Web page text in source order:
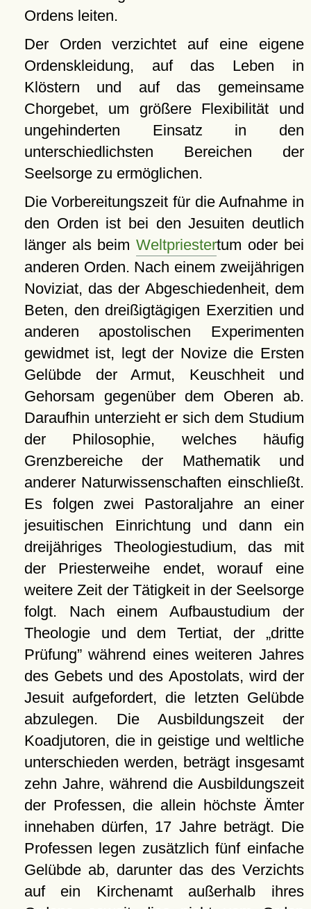
Ordens leiten.
Der Orden verzichtet auf eine eigene
Ordenskleidung, auf das Leben in
Klöstern und auf das gemeinsame
Chorgebet, um größere Flexibilität und
ungehinderten Einsatz in den
unterschiedlichsten Bereichen der
Seelsorge zu ermöglichen.
Die Vorbereitungszeit für die Aufnahme in
den Orden ist bei den Jesuiten deutlich
länger als beimWeltpriestertum oder bei
anderen Orden. Nach einem zweijährigen
Noviziat, das der Abgeschiedenheit, dem
Beten, den dreißigtägigen Exerzitien und
anderen apostolischen Experimenten
gewidmet ist, legt der Novize die Ersten
Gelübde der Armut, Keuschheit und
Gehorsam gegenüber dem Oberen ab.
Daraufhin unterzieht er sich dem Studium
der Philosophie, welches häufig
Grenzbereiche der Mathematik und
anderer Naturwissenschaften einschließt.
Es folgen zwei Pastoraljahre an einer
jesuitischen Einrichtung und dann ein
dreijähriges Theologiestudium, das mit
der Priesterweihe endet, worauf eine
weitere Zeit der Tätigkeit in der Seelsorge
folgt. Nach einem Aufbaustudium der
Theologie und dem Tertiat, der
dritte
Prüfung während eines weiteren Jahres
des Gebets und des Apostolats, wird der
Jesuit aufgefordert, die letzten Gelübde
abzulegen. Die Ausbildungszeit der
Koadjutoren, die in geistige und weltliche
unterschieden werden, beträgt insgesamt
zehn Jahre, während die Ausbildungszeit
der Professen, die allein höchste Ämter
innehaben dürfen, 17 Jahre beträgt. Die
Professen legen zusätzlich fünf einfache
Gelübde ab, darunter das des Verzichts
auf ein Kirchenamt außerhalb ihres